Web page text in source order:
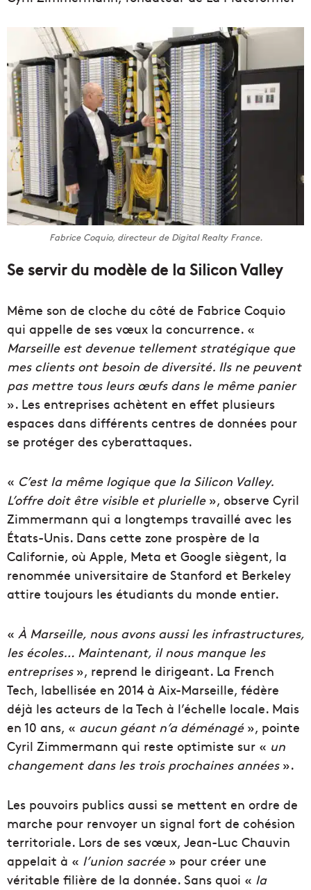
Fabrice Coquio, directeur de Digital Realty France.
Se servir du modèle de la Silicon Valley
Même son de cloche du côté de Fabrice Coquio
qui appelle de ses vœux la concurrence. «
Marseille est devenue tellement stratégique que
mes clients ont besoin de diversité. Ils ne peuvent
pas mettre tous leurs œufs dans le même panier
». Les entreprises achètent en effet plusieurs
espaces dans différents centres de données pour
se protéger des cyberattaques.
« C’est la même logique que la Silicon Valley.
L’offre doit être visible et plurielle», observe Cyril
Zimmermann qui a longtemps travaillé avec les
États-Unis. Dans cette zone prospère de la
Californie, où Apple, Meta et Google siègent, la
renommée universitaire de Stanford et Berkeley
attire toujours les étudiants du monde entier.
« À Marseille, nous avons aussi les infrastructures,
les écoles… Maintenant, il nous manque les
entreprises», reprend le dirigeant. La French
Tech, labellisée en 2014 à Aix-Marseille, fédère
déjà les acteurs de la Tech à l’échelle locale. Mais
en 10 ans, « aucun géant n’a déménagé», pointe
Cyril Zimmermann qui reste optimiste sur « un
changement dans les trois prochaines années».
Les pouvoirs publics aussi se mettent en ordre de
marche pour renvoyer un signal fort de cohésion
territoriale. Lors de ses vœux, Jean-Luc Chauvin
appelait à « l’union sacrée» pour créer une
véritable filière de la donnée. Sans quoi « la